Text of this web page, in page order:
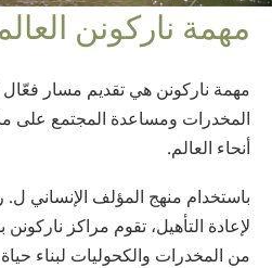
مهمة ناركونن
مهمة ناركونن هي تقديم مسار فعّال
المخدرات ومساعدة المجتمع على
أنحاء العالم.
باستخدام منهج المؤلف الإنساني ل.
لإعادة التأهيل، تقوم مراكز
من المخدرات والكحوليات لبناء